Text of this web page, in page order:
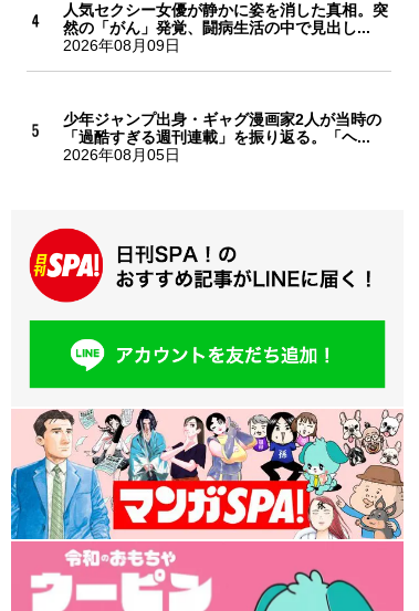
人気セクシー女優が静かに姿を消した真相。突
然の「がん」発覚、闘病生活の中で見出し...
2026年08月09日
少年ジャンプ出身・ギャグ漫画家2人が当時の
「過酷すぎる週刊連載」を振り返る。「ヘ...
2026年08月05日